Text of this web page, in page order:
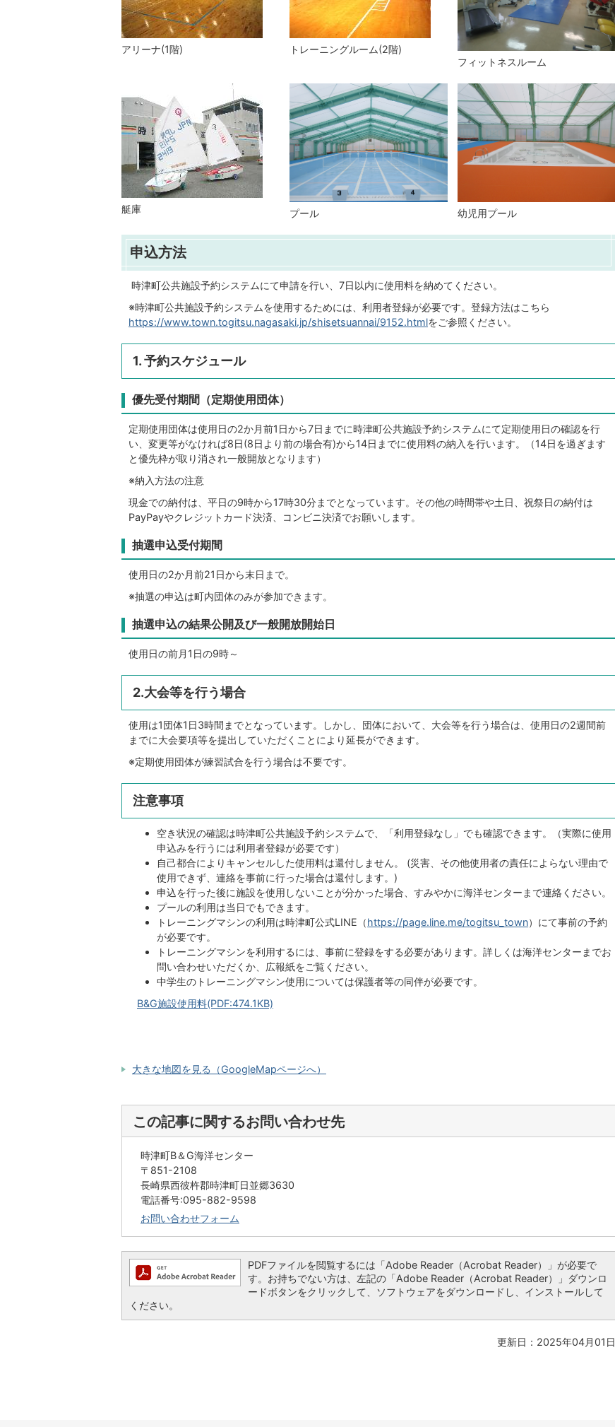
アリーナ(1階)
トレーニングルーム(2階)
フィットネスルーム
艇庫 プール 幼児用プール
申込方法
時津町公共施設予約システムにて申請を行い、7日以内に使用料を納めてください。
※時津町公共施設予約システムを使用するためには、利用者登録が必要です。登録方法はこちら
https://www.town.togitsu.nagasaki.jp/shisetsuannai/9152.htmlをご参照ください。
1. 予約スケジュール
優先受付期間（定期使用団体）
定期使用団体は使用日の2か月前1日から7日までに時津町公共施設予約システムにて定期使用日の確認を行
い、変更等がなければ8日(8日より前の場合有)から14日までに使用料の納入を行います。（14日を過ぎます
と優先枠が取り消され一般開放となります）
※納入方法の注意
現金での納付は、平日の9時から17時30分までとなっています。その他の時間帯や土日、祝祭日の納付は
PayPayやクレジットカード決済、コンビニ決済でお願いします。
抽選申込受付期間
使用日の2か月前21日から末日まで。
※抽選の申込は町内団体のみが参加できます。
抽選申込の結果公開及び一般開放開始日
使用日の前月1日の9時～
2.大会等を行う場合
使用は1団体1日3時間までとなっています。しかし、団体において、大会等を行う場合は、使用日の2週間前
までに大会要項等を提出していただくことにより延長ができます。
※定期使用団体が練習試合を行う場合は不要です。
注意事項
空き状況の確認は時津町公共施設予約システムで、「利用登録なし」でも確認できます。（実際に使用
申込みを行うには利用者登録が必要です）
自己都合によりキャンセルした使用料は還付しません。 (災害、その他使用者の責任によらない理由で
使用できず、連絡を事前に行った場合は還付します。)
申込を行った後に施設を使用しないことが分かった場合、すみやかに海洋センターまで連絡ください。
プールの利用は当日でもできます。
トレーニングマシンの利用は時津町公式LINE（https://page.line.me/togitsu_town）にて事前の予約
が必要です。
トレーニングマシンを利用するには、事前に登録をする必要があります。詳しくは海洋センターまでお
問い合わせいただくか、広報紙をご覧ください。
中学生のトレーニングマシン使用については保護者等の同伴が必要です。
B&G施設使用料(PDF:474.1KB)
大きな地図を見る（GoogleMapページへ）
この記事に関するお問い合わせ先
時津町B＆G海洋センター
〒851-2108
長崎県西彼杵郡時津町日並郷3630
電話番号:095-882-9598
お問い合わせフォーム
PDFファイルを閲覧するには「Adobe Reader（Acrobat Reader）」が必要で
す。お持ちでない方は、左記の「Adobe Reader（Acrobat Reader）」ダウンロ
ードボタンをクリックして、ソフトウェアをダウンロードし、インストールして
ください。
更新日：2025年04月01日